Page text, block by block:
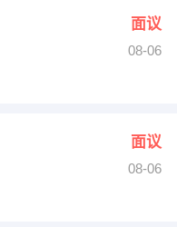
面议
08-06
面议
08-06